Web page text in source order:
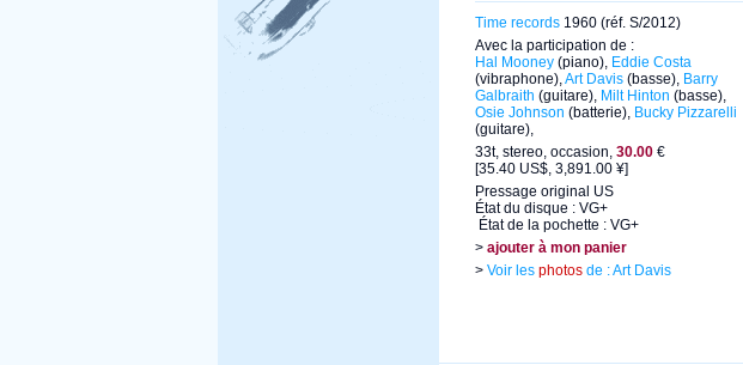
Time records 1960 (réf. S/2012)
Avec la participation de :
Hal Mooney (piano), Eddie Costa
(vibraphone),Art Davis (basse), Barry
Galbraith (guitare), Milt Hinton (basse),
Osie Johnson (batterie), Bucky Pizzarelli
(guitare),
33t, stereo, occasion, 30.00 €
[35.40 US$, 3,891.00 ¥]
Pressage original US
État du disque : VG+
État de la pochette : VG+
> ajouter à mon panier
> Voir les photos de : Art Davis